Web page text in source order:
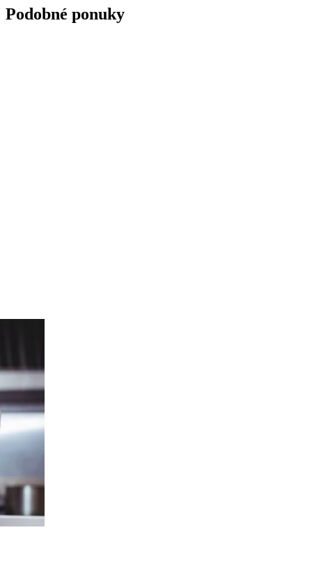
Podobné ponuky